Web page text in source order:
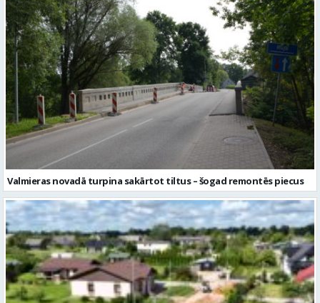
Valmieras novadā turpina sakārtot tiltus – šogad remontēs piecus